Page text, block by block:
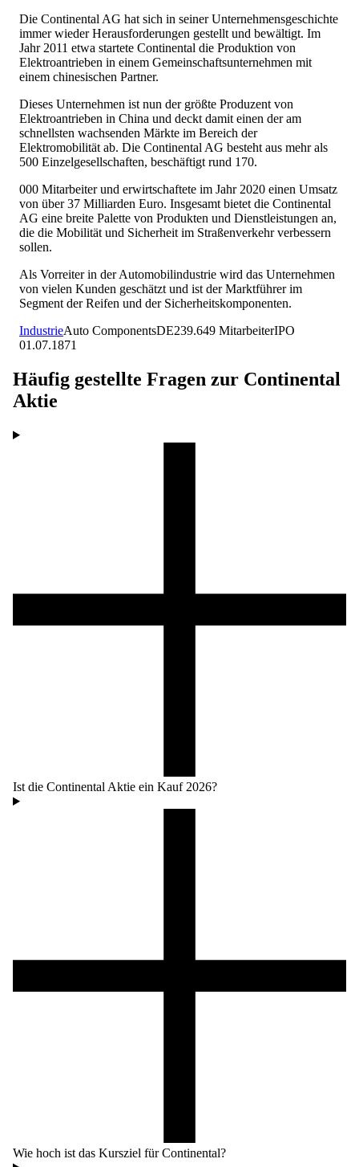
Die Continental AG hat sich in seiner Unternehmensgeschichte
immer wieder Herausforderungen gestellt und bewältigt. Im
Jahr 2011 etwa startete Continental die Produktion von
Elektroantrieben in einem Gemeinschaftsunternehmen mit
einem chinesischen Partner.
Dieses Unternehmen ist nun der größte Produzent von
Elektroantrieben in China und deckt damit einen der am
schnellsten wachsenden Märkte im Bereich der
Elektromobilität ab. Die Continental AG besteht aus mehr als
500 Einzelgesellschaften, beschäftigt rund 170.
000 Mitarbeiter und erwirtschaftete im Jahr 2020 einen Umsatz
von über 37 Milliarden Euro. Insgesamt bietet die Continental
AG eine breite Palette von Produkten und Dienstleistungen an,
die die Mobilität und Sicherheit im Straßenverkehr verbessern
sollen.
Als Vorreiter in der Automobilindustrie wird das Unternehmen
von vielen Kunden geschätzt und ist der Marktführer im
Segment der Reifen und der Sicherheitskomponenten.
IndustrieAuto ComponentsDE239.649 MitarbeiterIPO
01.07.1871
Häufig gestellte Fragen zur Continental
Aktie
Ist die Continental Aktie ein Kauf 2026?
Wie hoch ist das Kursziel für Continental?